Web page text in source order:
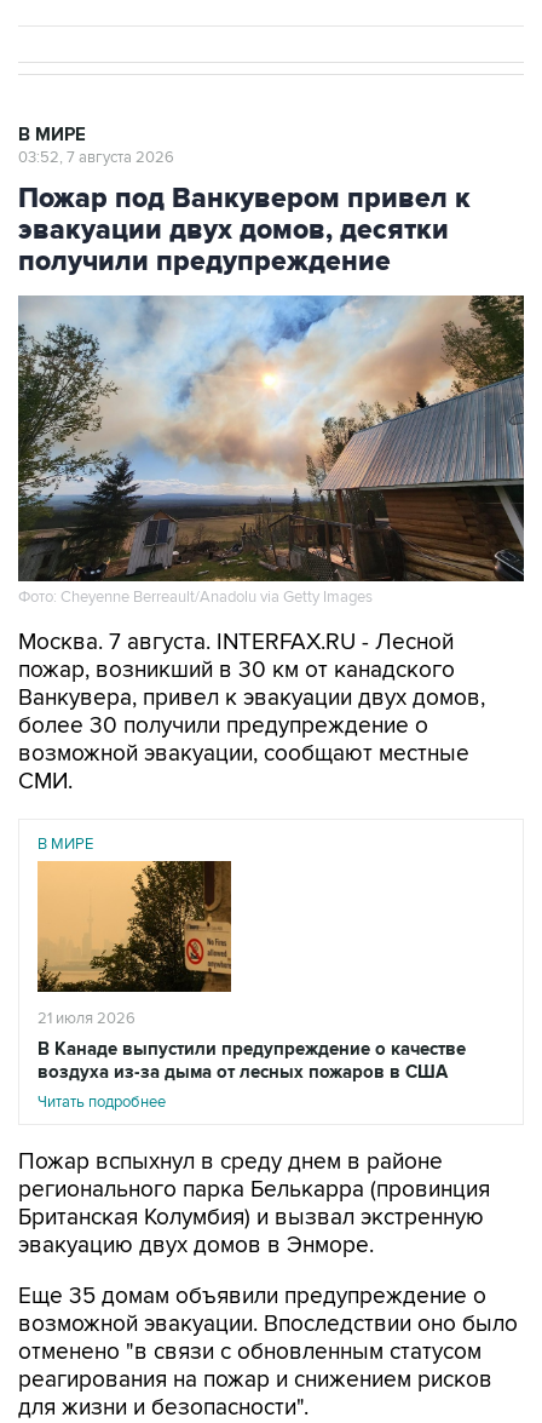
В МИРЕ
03:52, 7 августа 2026
Пожар под Ванкувером привел к
эвакуации двух домов, десятки
получили предупреждение
Фото: Cheyenne Berreault/Anadolu via Getty Images
Москва. 7 августа. INTERFAX.RU - Лесной
пожар, возникший в 30 км от канадского
Ванкувера, привел к эвакуации двух домов,
более 30 получили предупреждение о
возможной эвакуации, сообщают местные
СМИ.
В МИРЕ
21 июля 2026
В Канаде выпустили предупреждение о качестве
воздуха из-за дыма от лесных пожаров в США
Читать подробнее
Пожар вспыхнул в среду днем в районе
регионального парка Белькарра (провинция
Британская Колумбия) и вызвал экстренную
эвакуацию двух домов в Энморе.
Еще 35 домам объявили предупреждение о
возможной эвакуации. Впоследствии оно было
отменено "в связи с обновленным статусом
реагирования на пожар и снижением рисков
для жизни и безопасности".